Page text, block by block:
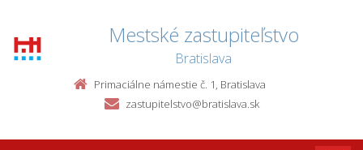
Mestské zastupiteľstvo
Bratislava
Primaciálne námestie č. 1, Bratislava
zastupitelstvo@bratislava.sk